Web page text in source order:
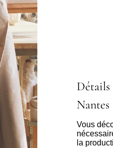
Nantes
Vous
la